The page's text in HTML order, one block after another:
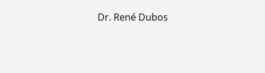
Dr. René Dubos